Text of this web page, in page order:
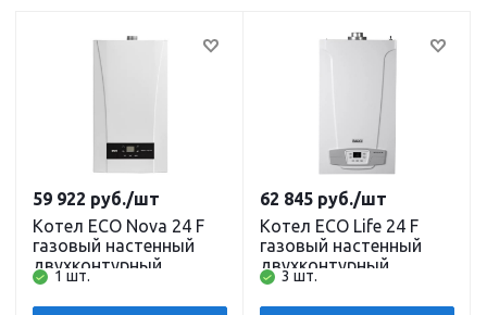
Котел ECO Nova 24 F
газовый настенный
двухконтурный
закрытая камера
сгорания 24 кВт Baxi
1 шт.
59 922 руб./шт
Котел ECO Life 24 F
газовый настенный
двухконтурный
закрытая камера
сгорания 24 кВт Baxi
3 шт.
62 845 руб./шт